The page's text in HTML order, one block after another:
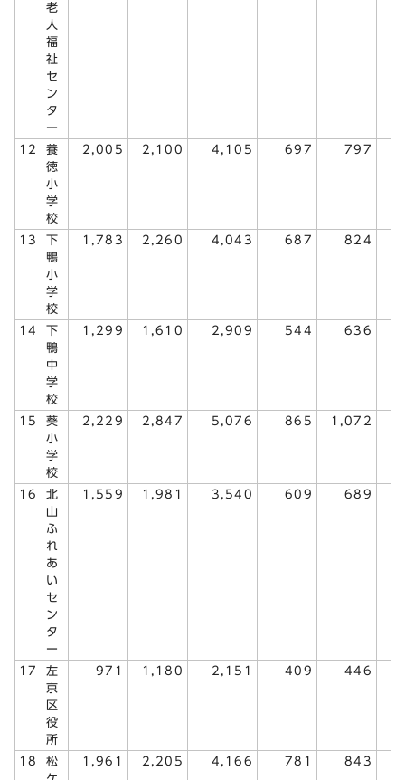
老
人
福
祉
セ
ン
タ
ー
12
養
徳
小
学
校
2,005 2,100 4,105 697 797
13
下
鴨
小
学
校
1,783 2,260 4,043 687 824
14
下
鴨
中
学
校
1,299 1,610 2,909 544 636
15
葵
小
学
校
2,229 2,847 5,076 865 1,072
16
北
山
ふ
れ
あ
い
セ
ン
タ
ー
1,559 1,981 3,540 609 689
17
左
京
区
役
所
971 1,180 2,151 409 446
18
松
1,961 2,205 4,166 781 843